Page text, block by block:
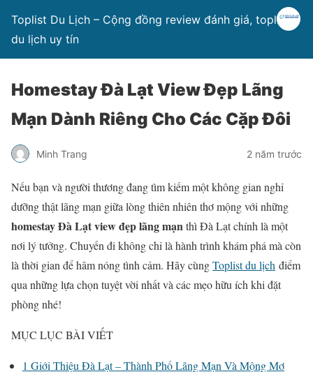
Toplist Du Lịch – Cộng đồng review đánh giá, toplist
du lịch uy tín
Homestay Đà Lạt View Đẹp Lãng
Mạn Dành Riêng Cho Các Cặp Đôi
Minh Trang 2 năm trước
Nếu bạn và người thương đang tìm kiếm một không gian nghỉ
dưỡng thật lãng mạn giữa lòng thiên nhiên thơ mộng với những
homestay Đà Lạt view đẹp lãng mạnthì Đà Lạt chính là một
nơi lý tưởng. Chuyến đi không chỉ là hành trình khám phá mà còn
là thời gian để hâm nóng tình cảm. Hãy cùngToplist du lịch điểm
qua những lựa chọn tuyệt vời nhất và các mẹo hữu ích khi đặt
phòng nhé!
MỤC LỤC BÀI VIẾT
1 Giới Thiệu Đà Lạt – Thành Phố Lãng Mạn Và Mộng Mơ